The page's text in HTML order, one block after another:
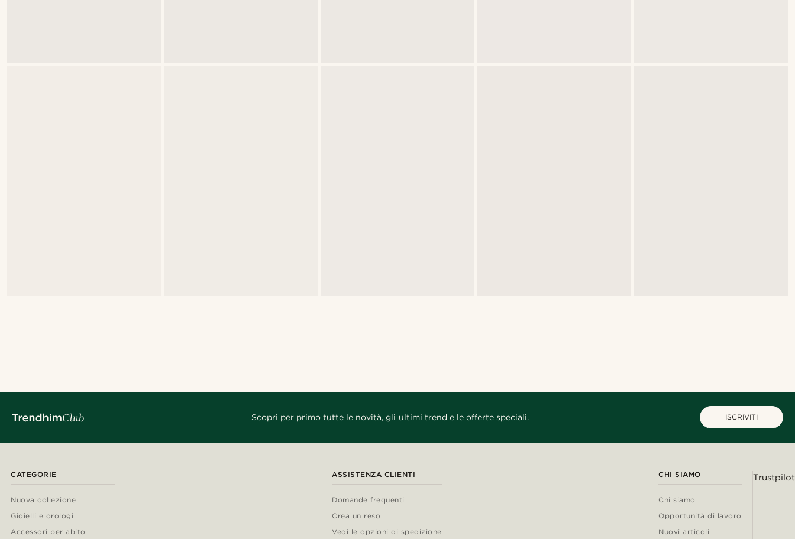
Scopri per primo tutte le novità, gli ultimi trend e le offerte speciali. ISCRIVITI
CATEGORIE
Nuova collezione
Gioielli e orologi
Accessori per abito
ASSISTENZA CLIENTI
Domande frequenti
Crea un reso
Vedi le opzioni di spedizione
CHI SIAMO
Chi siamo
Opportunità di lavoro
Nuovi articoli
Trustpilot